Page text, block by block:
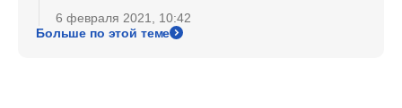
6 февраля 2021, 10:42
Больше по этой теме